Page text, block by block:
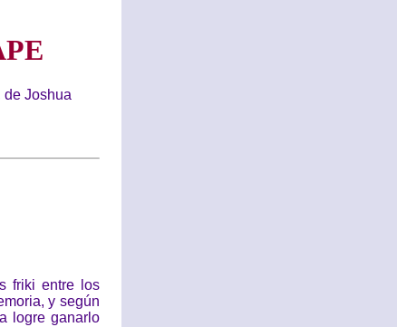
de Joshua
friki entre los
y según
logre ganarlo